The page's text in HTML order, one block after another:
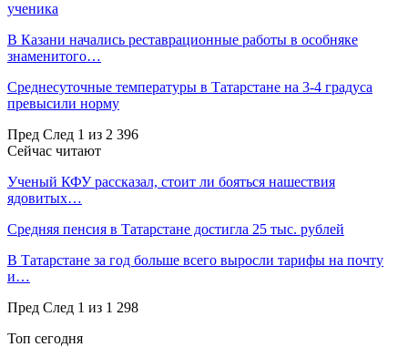
ученика
В Казани начались реставрационные работы в особняке
знаменитого…
Среднесуточные температуры в Татарстане на 3-4 градуса
превысили норму
Пред След 1 из 2 396
Сейчас читают
Ученый КФУ рассказал, стоит ли бояться нашествия
ядовитых…
Средняя пенсия в Татарстане достигла 25 тыс. рублей
В Татарстане за год больше всего выросли тарифы на почту
и…
Пред След 1 из 1 298
Топ сегодня